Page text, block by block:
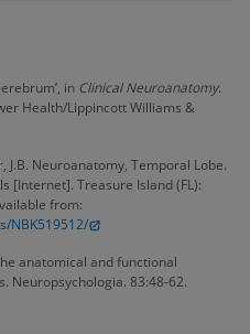
in Clinical Neuroanatomy.
Health/Lippincott Williams &
J.B. Neuroanatomy, Temporal Lobe.
[Internet]. Treasure Island (FL):
from:
NBK519512/
anatomical and functional
Neuropsychologia. 83:48-62.